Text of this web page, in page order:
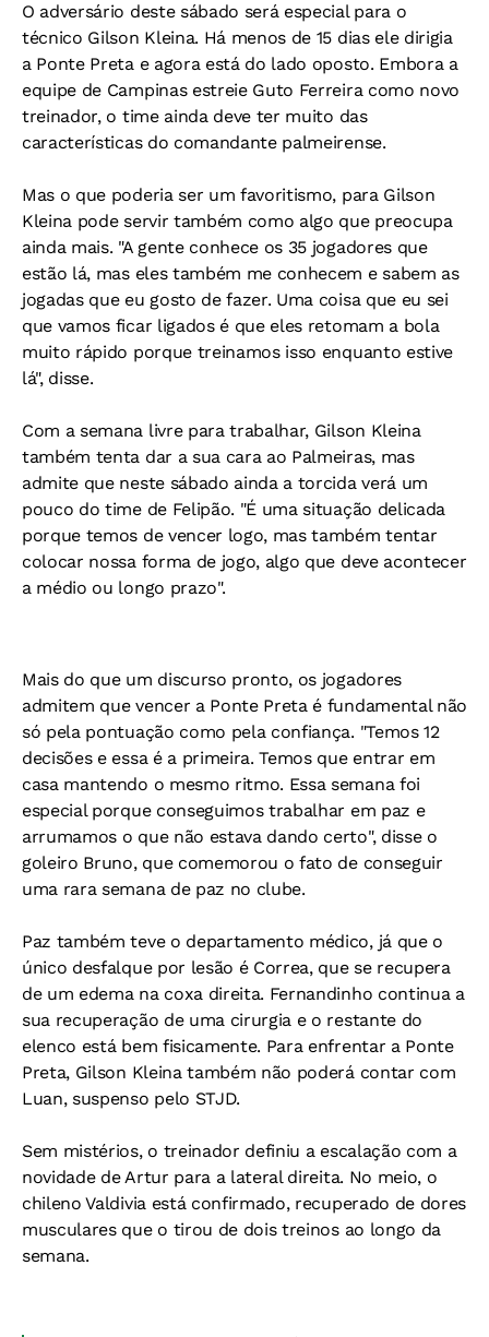
O adversário deste sábado será especial para o
técnico Gilson Kleina. Há menos de 15 dias ele dirigia
a Ponte Preta e agora está do lado oposto. Embora a
equipe de Campinas estreie Guto Ferreira como novo
treinador, o time ainda deve ter muito das
características do comandante palmeirense.
Mas o que poderia ser um favoritismo, para Gilson
Kleina pode servir também como algo que preocupa
ainda mais. "A gente conhece os 35 jogadores que
estão lá, mas eles também me conhecem e sabem as
jogadas que eu gosto de fazer. Uma coisa que eu sei
que vamos ficar ligados é que eles retomam a bola
muito rápido porque treinamos isso enquanto estive
lá", disse.
Com a semana livre para trabalhar, Gilson Kleina
também tenta dar a sua cara ao Palmeiras, mas
admite que neste sábado ainda a torcida verá um
pouco do time de Felipão. "É uma situação delicada
porque temos de vencer logo, mas também tentar
colocar nossa forma de jogo, algo que deve acontecer
a médio ou longo prazo".
Mais do que um discurso pronto, os jogadores
admitem que vencer a Ponte Preta é fundamental não
só pela pontuação como pela confiança. "Temos 12
decisões e essa é a primeira. Temos que entrar em
casa mantendo o mesmo ritmo. Essa semana foi
especial porque conseguimos trabalhar em paz e
arrumamos o que não estava dando certo", disse o
goleiro Bruno, que comemorou o fato de conseguir
uma rara semana de paz no clube.
Paz também teve o departamento médico, já que o
único desfalque por lesão é Correa, que se recupera
de um edema na coxa direita. Fernandinho continua a
sua recuperação de uma cirurgia e o restante do
elenco está bem fisicamente. Para enfrentar a Ponte
Preta, Gilson Kleina também não poderá contar com
Luan, suspenso pelo STJD.
Sem mistérios, o treinador definiu a escalação com a
novidade de Artur para a lateral direita. No meio, o
chileno Valdivia está confirmado, recuperado de dores
musculares que o tirou de dois treinos ao longo da
semana.